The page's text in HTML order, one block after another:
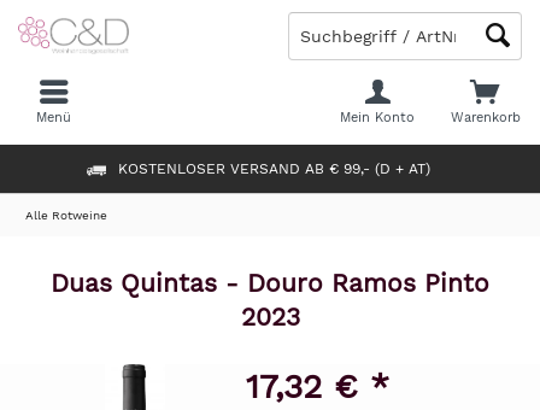
KOSTENLOSER VERSAND AB € 99,- (D + AT)
Warenkorb
Mein Konto
Menü
Alle Rotweine
Duas Quintas - Douro Ramos Pinto
2023
17,32 € *